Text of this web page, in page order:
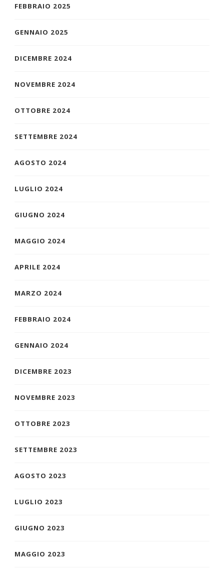
FEBBRAIO 2025
GENNAIO 2025
DICEMBRE 2024
NOVEMBRE 2024
OTTOBRE 2024
SETTEMBRE 2024
AGOSTO 2024
LUGLIO 2024
GIUGNO 2024
MAGGIO 2024
APRILE 2024
MARZO 2024
FEBBRAIO 2024
GENNAIO 2024
DICEMBRE 2023
NOVEMBRE 2023
OTTOBRE 2023
SETTEMBRE 2023
AGOSTO 2023
LUGLIO 2023
GIUGNO 2023
MAGGIO 2023